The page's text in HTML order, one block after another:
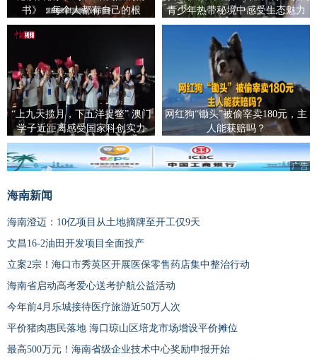
书》：每个人都有自己的根
青少年热带秘境中感受生态魅力
“上九天揽月，下五洋捉鳖” 澳门
学子近距离感受国家科创实力
网红狗“锄头”被偷宰卖180元，主
人能获赔吗？
广告
海南新闻
海南澄迈：10亿项目从土地摘牌至开工仅9天
文昌16-2油田开发项目全面投产
立案2宗！海口市秀英区开展医保零售药店集中整治行动
海南省启动高考爱心送考护航公益活动
今年前4月乐城接待医疗旅游近50万人次
平价猪肉惠民落地 海口琼山区培龙市场增设平价摊位
最高500万元！海南省级企业技术中心奖励申报开始